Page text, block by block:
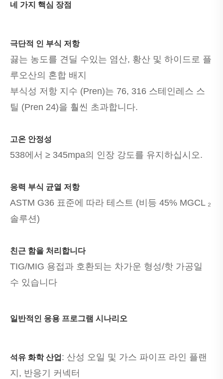
네 가지 핵심 장점
극단적 인 부식 저항
끓는 농도를 견딜 수있는 염산, 황산 및 하이드로 플
루오산의 혼합 배지
부식성 저항 지수 (Pren)는 76, 316 스테인레스 스
틸 (Pren 24)을 훨씬 초과합니다.
고온 안정성
538에서 ≥ 345mpa의 인장 강도를 유지하십시오.
응력 부식 균열 저항
ASTM G36 표준에 따라 테스트 (비등 45% MGCL ₂
솔루션)
친근 함을 처리합니다
TIG/MIG 용접과 호환되는 차가운 형성/핫 가공일
수 있습니다
일반적인 응용 프로그램 시나리오
석유 화학 산업 : 산성 오일 및 가스 파이프 라인 플랜
지, 반응기 커넥터